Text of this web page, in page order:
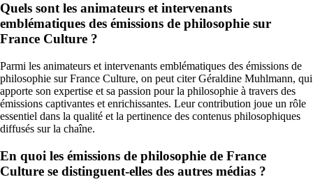
Quels sont les animateurs et intervenants
emblématiques des émissions de philosophie sur
France Culture ?
Parmi les animateurs et intervenants emblématiques des émissions de
philosophie sur France Culture, on peut citer Géraldine Muhlmann, qui
apporte son expertise et sa passion pour la philosophie à travers des
émissions captivantes et enrichissantes. Leur contribution joue un rôle
essentiel dans la qualité et la pertinence des contenus philosophiques
diffusés sur la chaîne.
En quoi les émissions de philosophie de France
Culture se distinguent-elles des autres médias ?